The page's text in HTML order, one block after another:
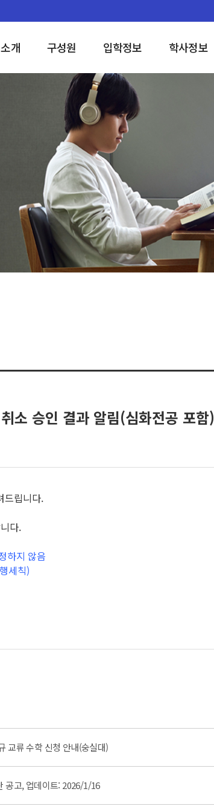
소개 구성원 입학정보 학사정보
승인 결과 알림(심화전공 포함)
드립니다.
다.
하지 않음
세칙)
교류 수학 신청 안내(숭실대)
공고, 업데이트: 2026/1/16